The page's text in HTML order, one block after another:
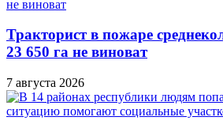
Тракторист в пожаре
23 650 га не виноват
7 августа 2026